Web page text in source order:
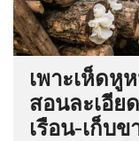
เพาะเห็ดหู
สอนละเอีย
เรือน-เก็บ